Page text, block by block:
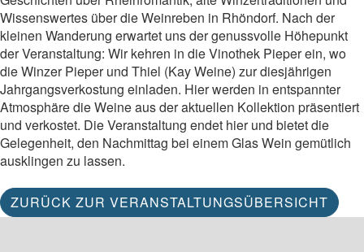
Wissenswertes über die Weinreben in Rhöndorf. Nach der
kleinen Wanderung erwartet uns der genussvolle Höhepunkt
der Veranstaltung: Wir kehren in die Vinothek Pieper ein, wo
die Winzer Pieper und Thiel (Kay Weine) zur diesjährigen
Jahrgangsverkostung einladen. Hier werden in entspannter
Atmosphäre die Weine aus der aktuellen Kollektion präsentiert
und verkostet. Die Veranstaltung endet hier und bietet die
Gelegenheit, den Nachmittag bei einem Glas Wein gemütlich
ausklingen zu lassen.
ZURÜCK ZUR VERANSTALTUNGSÜBERSICHT